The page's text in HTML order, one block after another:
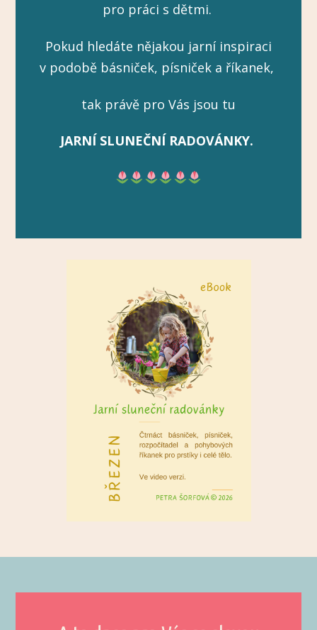
pro práci s dětmi.
Pokud hledáte nějakou jarní inspiraci
v podobě básniček, písniček a říkanek,
tak právě pro Vás jsou tu
JARNÍ SLUNEČNÍ RADOVÁNKY.